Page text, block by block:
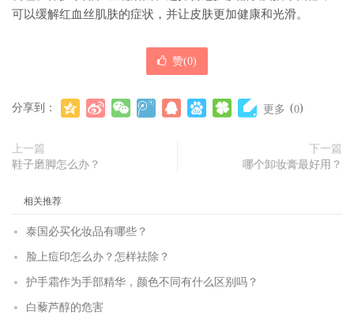
可以缓解红血丝肌肤的症状，并让皮肤更加健康和光滑。
赞(0)
分享到： 更多 (0)
上一篇
鞋子磨脚怎么办？
下一篇
哪个卸妆膏最好用？
相关推荐
泰国必买化妆品有哪些？
脸上痘印怎么办？怎样祛除？
护手霜作为手部精华，颜色不同有什么区别吗？
白藜芦醇的危害